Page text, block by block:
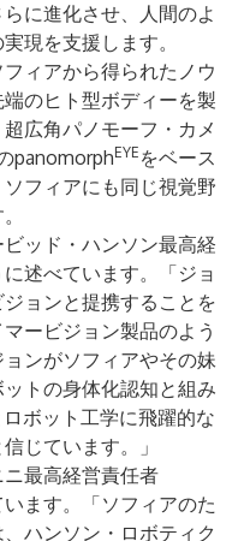
に進化させ、人間のよ
現を支援します。
ィアから得られたノウ
のヒト型ボディーを製
広角パノモーフ・カメ
panomorphEYE をベース
フィアにも同じ視覚野
ッド・ハンソン最高経
述べています。「ジョ
ョンと提携することを
ービジョン製品のよう
ンがソフィアやその妹
トの身体化認知と組み
ボット工学に飛躍的な
じています。」
最高経営責任者
います。「ソフィアのた
ハンソン・ロボティク